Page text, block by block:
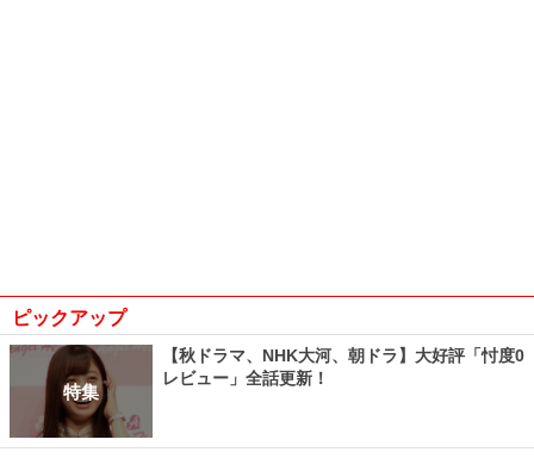
ピックアップ
特集
【秋ドラマ、NHK大河、朝ドラ】大好評「忖度0
レビュー」全話更新！